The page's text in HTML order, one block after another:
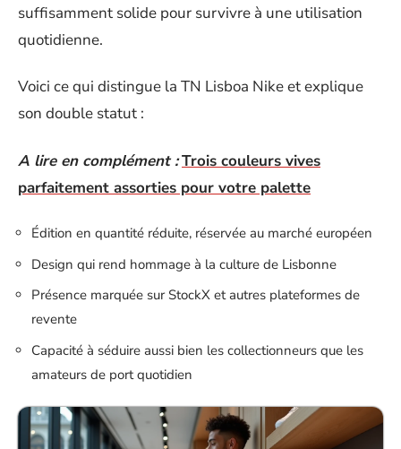
suffisamment solide pour survivre à une utilisation
quotidienne.
Voici ce qui distingue la TN Lisboa Nike et explique
son double statut :
A lire en complément :Trois couleurs vives
parfaitement assorties pour votre palette
Édition en quantité réduite, réservée au marché européen
Design qui rend hommage à la culture de Lisbonne
Présence marquée sur StockX et autres plateformes de
revente
Capacité à séduire aussi bien les collectionneurs que les
amateurs de port quotidien